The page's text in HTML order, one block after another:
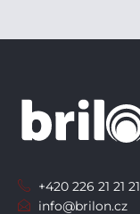
+420 226 21 21 21
info@brilon.cz